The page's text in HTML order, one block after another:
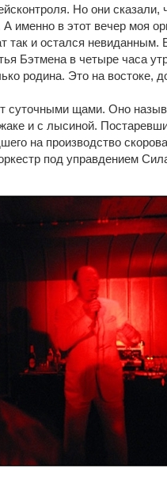
Но они сказали,
А именно в этот вечер моя
так и остался невиданным.
Бэтмена в четыре часа
родина. Это на востоке,
суточными щами. Оно
и с лысиной.
на производство
под управдением